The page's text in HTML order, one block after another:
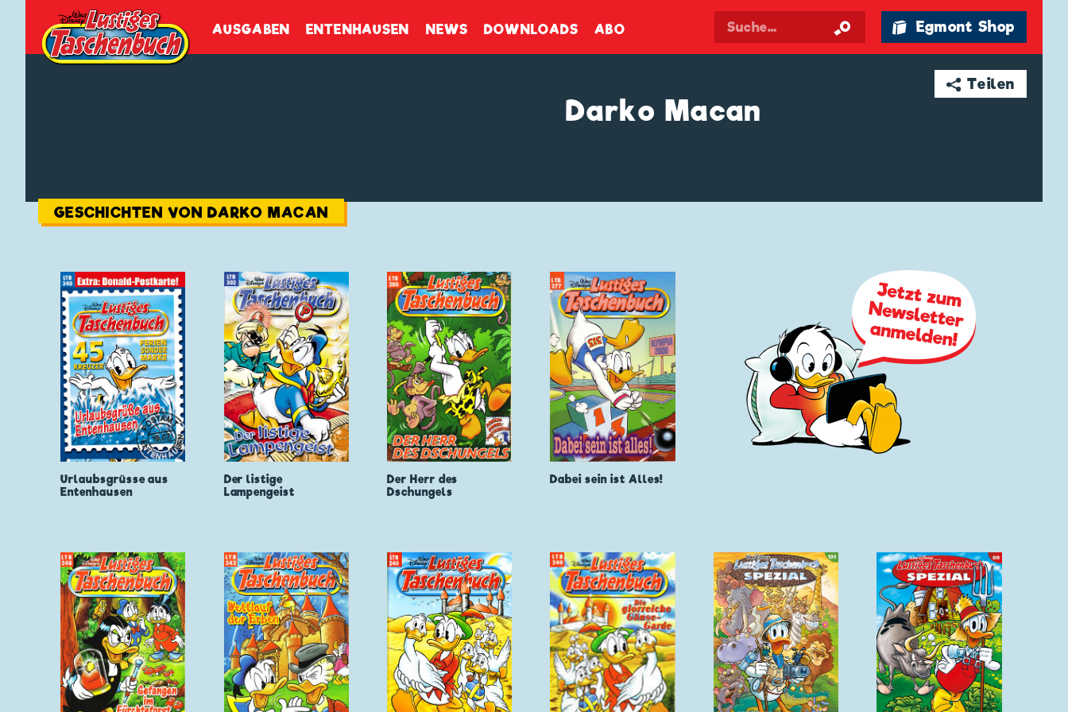
AUSGABEN ENTENHAUSEN NEWS DOWNLOADS ABO 🛍 Egmont Shop
➦ Teilen
Darko Macan
GESCHICHTEN VON DARKO MACAN
Urlaubsgrüsse aus
Entenhausen
Der listige
Lampengeist
Der Herr des
Dschungels
Dabei sein ist Alles!